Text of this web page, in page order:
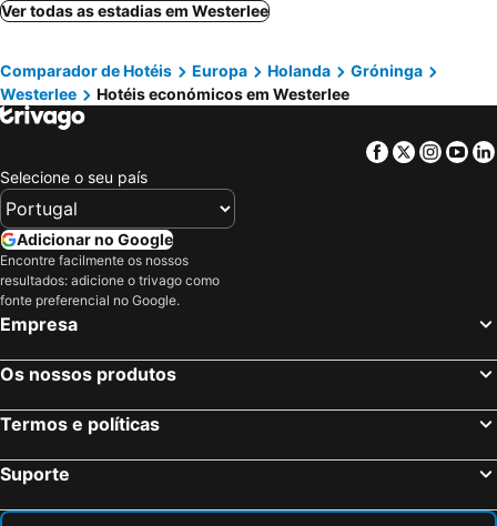
Ver todas as estadias em Westerlee
Comparador de Hotéis Europa Holanda
Gróninga
Westerlee
Hotéis económicos em Westerlee
Facebook
Twitter
Selecione o seu país
Adicionar no Google
Encontre facilmente os nossos
resultados: adicione o trivago como
fonte preferencial no Google.
Empresa
Os nossos produtos
Termos e políticas
Suporte